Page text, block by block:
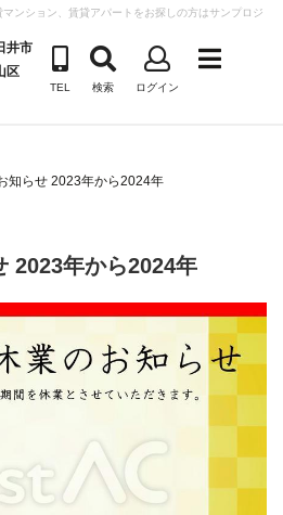
ンション、賃貸アパートをお探しの方はサンプロジ
井市
区
TEL 検索 ログイン
知らせ 2023年から2024年
2023年から2024年